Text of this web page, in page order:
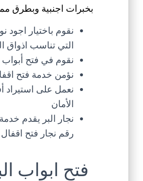
بخبرات اجنبية وبطرق
نقوم باختيار اجود
التي تناسب اذواق
نقوم في فتح
نؤمن خدمة فتح
نعمل على استيراد
الأمان
نجار البر يقدم
رقم نجار فتح اقفال
فتح ابواب